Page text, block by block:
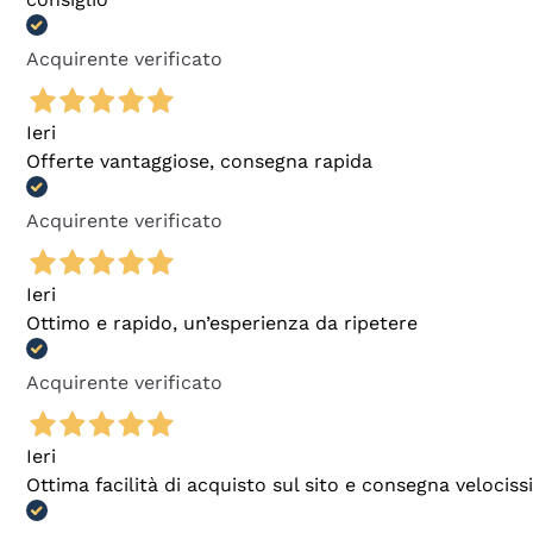
Acquirente verificato
Ieri
Offerte vantaggiose, consegna rapida
Acquirente verificato
Ieri
Ottimo e rapido, un’esperienza da ripetere
Acquirente verificato
Ieri
Ottima facilità di acquisto sul sito e consegna